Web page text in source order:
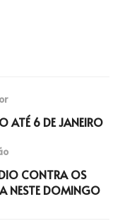
ATÉ 6 DE JANEIRO
CONTRA OS
NESTE DOMINGO